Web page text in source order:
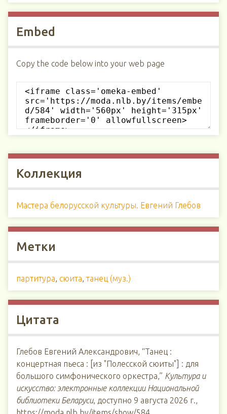
Embed
Copy the code below into your web page
Коллекция
Мастера белорусской культуры. Евгений Глебов
Метки
партитура, сюита, танец (муз.)
Цитата
Глебов Евгений Александрович, “Танец :
концертная пьеса : [из "Полесской сюиты"] : для
большого симфонического оркестра,” Культура и
искусство: электронные коллекции Национальной
библиотеки Беларуси, доступно 9 августа 2026 г.,